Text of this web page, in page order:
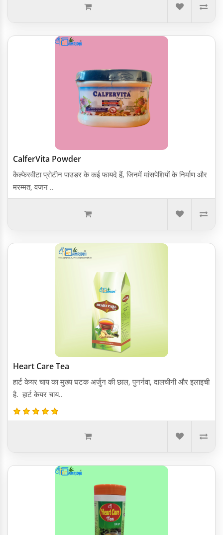
CalferVita Powder
कैल्फे र वीटा प्रोटीन पाउडर के कई फायदे हैं, जिनमें मांसपेशियों के निर्माण और
मरम्मत, वजन ..
Heart Care Tea
हार्ट केयर चाय का मुख्य घटक अर्जुन की छाल, पुनर्नवा, दालचीनी और इलाइची
है. हार्ट केयर चाय..